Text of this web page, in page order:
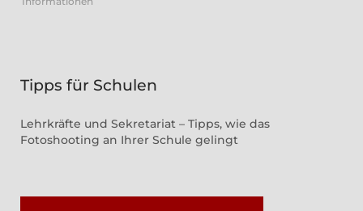
Tipps für Schulen
Lehrkräfte und Sekretariat – Tipps, wie das
Fotoshooting an Ihrer Schule gelingt